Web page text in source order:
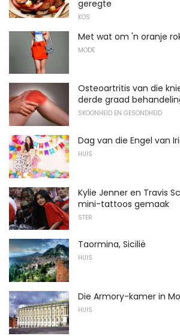
geregte
KOS
Met wat om 'n oranje
MODE
Osteoartritis van die
derde graad
SKOONHEID EN GESONDHEID
Dag van die Engel van
HUIS
Kylie Jenner en Travis
mini-tattoos gemaak
STER
Taormina, Sicilië
HUIS
Die Armory-kamer in
HUIS